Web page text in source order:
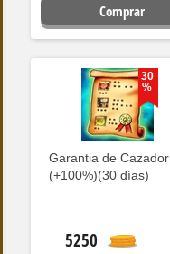
Comprar
30
%
Garantia de Cazador
(+100%)(30 días)
5250